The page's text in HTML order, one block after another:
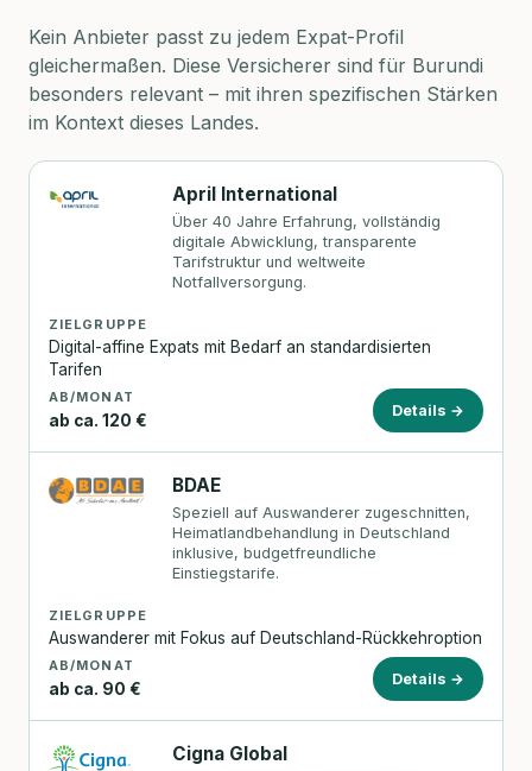
Kein Anbieter passt zu jedem Expat-Profil
gleichermaßen. Diese Versicherer sind für Burundi
besonders relevant – mit ihren spezifischen Stärken
im Kontext dieses Landes.
April International
Über 40 Jahre Erfahrung, vollständig
digitale Abwicklung, transparente
Tarifstruktur und weltweite
Notfallversorgung.
ZIELGRUPPE
Digital-affine Expats mit Bedarf an standardisierten
Tarifen
AB/MONAT
ab ca. 120 €
Details →
BDAE
Speziell auf Auswanderer zugeschnitten,
Heimatlandbehandlung in Deutschland
inklusive, budgetfreundliche
Einstiegstarife.
ZIELGRUPPE
Auswanderer mit Fokus auf Deutschland-Rückkehroption
AB/MONAT
ab ca. 90 €
Details →
Cigna Global